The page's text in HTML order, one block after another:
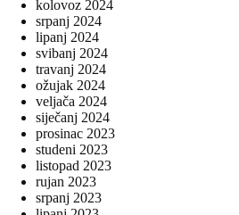
kolovoz 2024
srpanj 2024
lipanj 2024
svibanj 2024
travanj 2024
ožujak 2024
veljača 2024
siječanj 2024
prosinac 2023
studeni 2023
listopad 2023
rujan 2023
srpanj 2023